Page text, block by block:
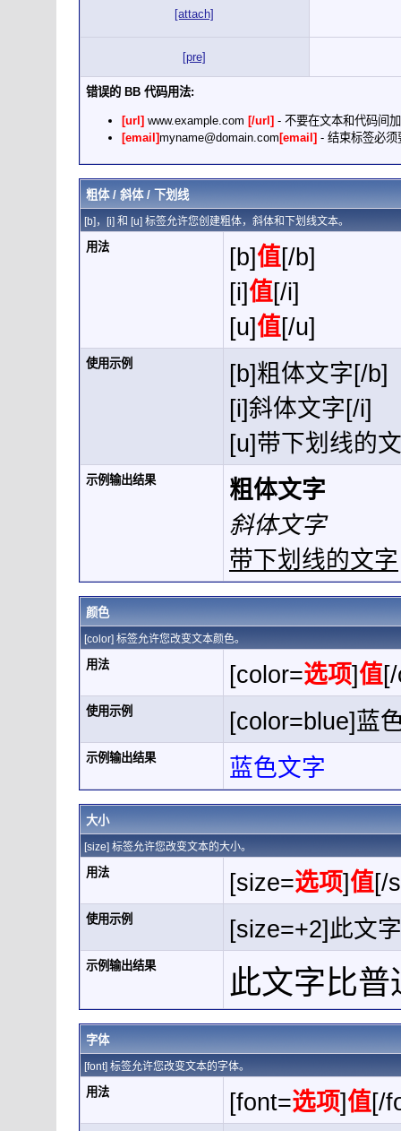
[attach]
[pre]
错误的 BB 代码用法:
[url] www.example.com [/url] - 不要在文本和代码间
[email]myname@domain.com [email] - 结束标签必须
粗体 / 斜体 / 下划线
[b]，[i] 和 [u] 标签允许您创建粗体，斜体和下划线文本。
用法 [b]值[/b]
[i]值[/i]
[u]值[/u]
使用示例
[b]粗体文字[/b]
[i]斜体文字[/i]
[u]带下划线的
示例输出结果
粗体文字
斜体文字
带下划线的文字
颜色
[color] 标签允许您改变文本颜色。
用法 [color=选项]值
使用示例 [color=blue]蓝
示例输出结果 蓝色文字
大小
[size] 标签允许您改变文本的大小。
用法 [size=选项]值[/
使用示例 [size=+2]此文
示例输出结果 此文字比
字体
[font] 标签允许您改变文本的字体。
用法 [font=选项]值[/